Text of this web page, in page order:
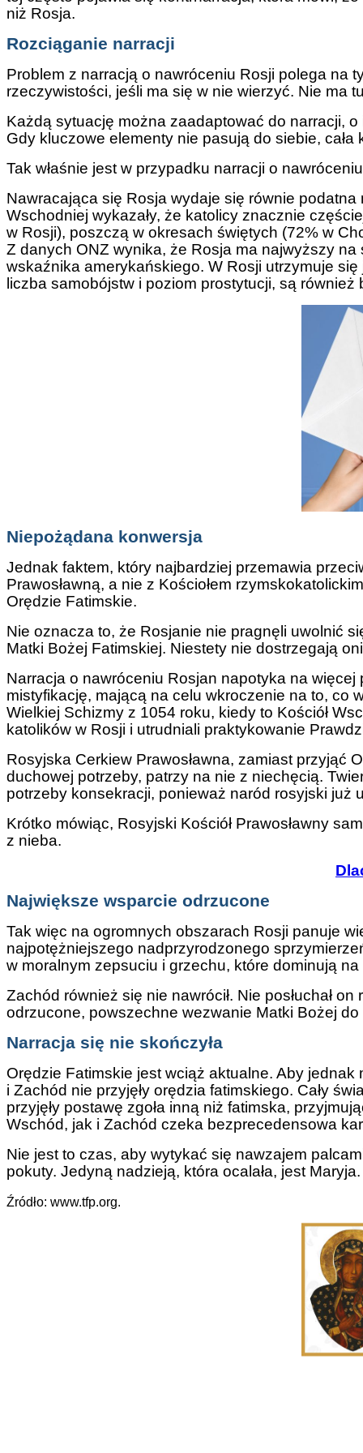
niż Rosja.
Rozciąganie narracji
Problem z narracją o nawróceniu Rosji polega na
rzeczywistości, jeśli ma się w nie wierzyć. Nie ma
Każdą sytuację można zaadaptować do narracji,
Gdy kluczowe elementy nie pasują do siebie, cała
Tak właśnie jest w przypadku narracji o
Nawracająca się Rosja wydaje się równie
Wschodniej wykazały, że katolicy znacznie
w Rosji), poszczą w okresach świętych (72% w
Z danych ONZ wynika, że Rosja ma najwyższy
wskaźnika amerykańskiego. W Rosji utrzymuje
liczba samobójstw i poziom prostytucji, są również
Niepożądana konwersja
Jednak faktem, który najbardziej przemawia
Prawosławną, a nie z Kościołem
Orędzie Fatimskie.
Nie oznacza to, że Rosjanie nie pragnęli uwolnić
Matki Bożej Fatimskiej. Niestety nie dostrzegają
Narracja o nawróceniu Rosjan napotyka na
mistyfikację, mającą na celu wkroczenie na to, co
Wielkiej Schizmy z 1054 roku, kiedy to Kościół
katolików w Rosji i utrudniali praktykowanie
Rosyjska Cerkiew Prawosławna, zamiast przyjąć
duchowej potrzeby, patrzy na nie z niechęcią.
potrzeby konsekracji, ponieważ naród rosyjski już
Krótko mówiąc, Rosyjski Kościół Prawosławny
z nieba.
Największe wsparcie odrzucone
Tak więc na ogromnych obszarach Rosji panuje
najpotężniejszego nadprzyrodzonego
w moralnym zepsuciu i grzechu, które dominują na
Zachód również się nie nawrócił. Nie posłuchał
odrzucone, powszechne wezwanie Matki Bożej
Narracja się nie skończyła
Orędzie Fatimskie jest wciąż aktualne. Aby
i Zachód nie przyjęły orędzia fatimskiego. Cały
przyjęły postawę zgoła inną niż fatimska,
Wschód, jak i Zachód czeka bezprecedensowa
Nie jest to czas, aby wytykać się nawzajem
pokuty. Jedyną nadzieją, która ocalała, jest Maryja.
Źródło: www.tfp.org.